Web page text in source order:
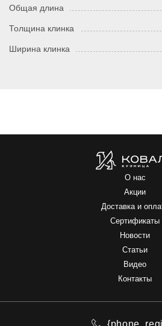
Общая длина
Толщина клинка
Ширина клинка
О нас
Акции
Доставка и
Сертификаты
Новости
Статьи
Видео
Контакты